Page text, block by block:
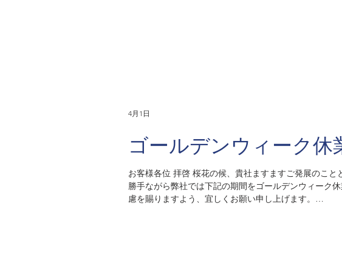
ゴールデンウィーク休
お客様各位 拝啓 桜花の候、貴社ますますご発展のこととお慶び申し上げます。 平素は格別なるご高配を賜り厚く御礼申し上げます。 さて、誠に
勝手ながら弊社では下記の期間をゴールデンウィーク
慮を賜りますよう、宜しくお願い申し上げます。
4月1日